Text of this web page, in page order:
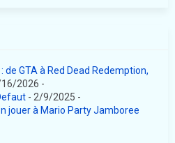
de GTA à Red Dead Redemption,
2026 -
- 2/9/2025 -
jouer à Mario Party Jamboree